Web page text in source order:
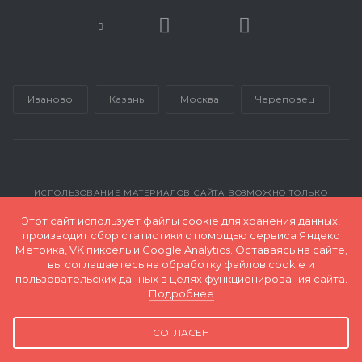
Иваново Казань Москва Череповец
ИСПОЛЬЗОВАНИЕ МАТЕРИАЛОВ САЙТА ВОЗМОЖНО ТОЛЬКО
© 2026 Все права защищены и принадлежат ООО "Полимер
Экспорт"
Карта сайта
Этот сайт использует файлы cookie для хранения данных,
производит сбор статистики с помощью сервиса Яндекс
Метрика, VK пиксель и Google Analytics. Оставаясь на сайте,
вы соглашаетесь на обработку файлов cookie и
пользовательских данных в целях функционирования сайта.
Подробнее
СОГЛАСЕН